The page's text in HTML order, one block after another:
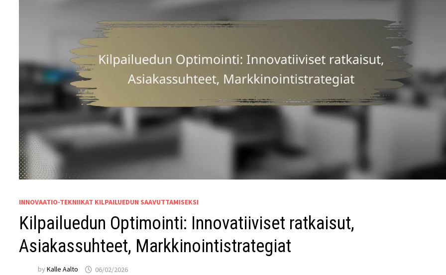
INNOVAATIO-TEKNIIKAT KILPAILUEDUN SAAVUTTAMISEKSI
Kilpailuedun Optimointi: Innovatiiviset ratkaisut,
Asiakassuhteet, Markkinointistrategiat
byKalle Aalto 06/02/2026